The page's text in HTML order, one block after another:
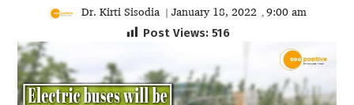
Dr. Kirti Sisodia | January 18, 2022 , 9:00 am
Post Views: 516